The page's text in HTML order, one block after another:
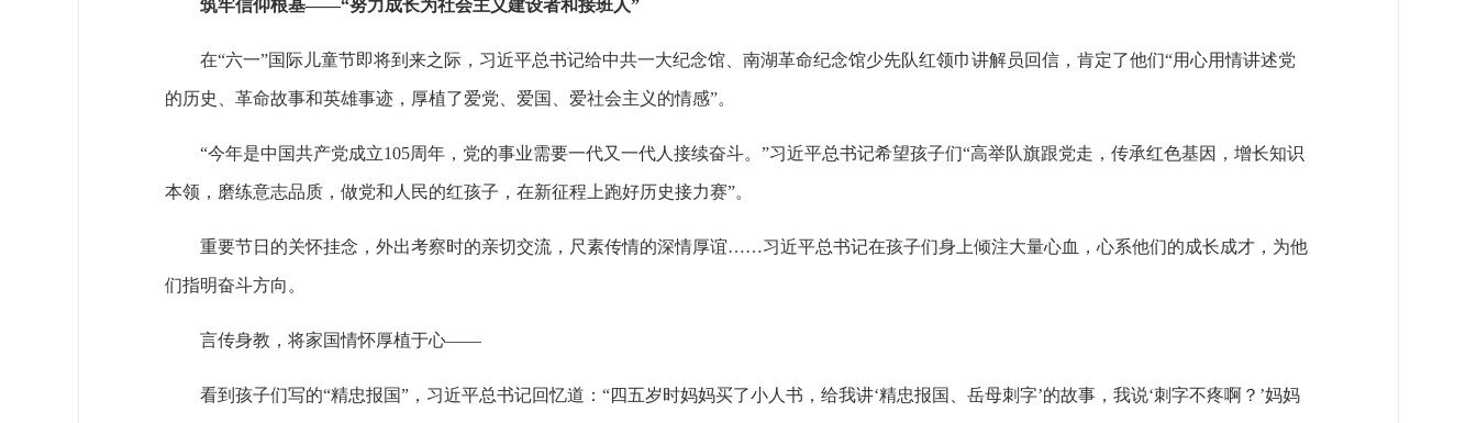
筑牢信仰根基——“努力成长为社会主义建设者和接班人”
在“六一”国际儿童节即将到来之际，习近平总书记给中共一大纪念馆、南湖革命纪念馆少先队红领巾讲解员回信，肯定了他们“用心用情讲述党
的历史、革命故事和英雄事迹，厚植了爱党、爱国、爱社会主义的情感”。
“今年是中国共产党成立105周年，党的事业需要一代又一代人接续奋斗。”习近平总书记希望孩子们“高举队旗跟党走，传承红色基因，增长知识
本领，磨练意志品质，做党和人民的红孩子，在新征程上跑好历史接力赛”。
重要节日的关怀挂念，外出考察时的亲切交流，尺素传情的深情厚谊……习近平总书记在孩子们身上倾注大量心血，心系他们的成长成才，为他
们指明奋斗方向。
言传身教，将家国情怀厚植于心——
看到孩子们写的“精忠报国”，习近平总书记回忆道：“四五岁时妈妈买了小人书，给我讲‘精忠报国、岳母刺字’的故事，我说‘刺字不疼啊？’妈妈